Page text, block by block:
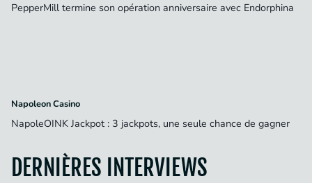
PepperMill termine son opération anniversaire avec Endorphina
Napoleon Casino
NapoleOINK Jackpot : 3 jackpots, une seule chance de gagner
DERNIÈRES INTERVIEWS